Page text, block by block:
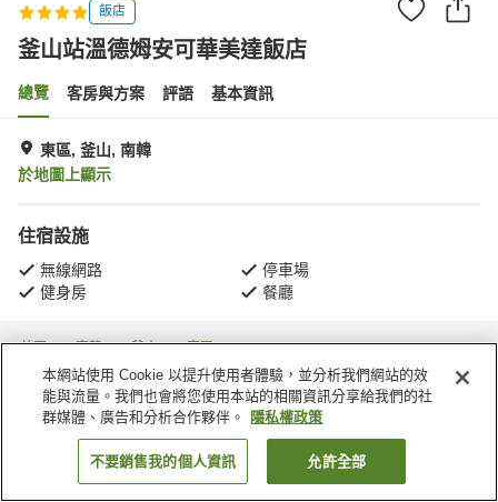
飯店
釜山站溫德姆安可華美達飯店
總覽 客房與方案 評語 基本資訊
東區, 釜山, 南韓
於地圖上顯示
住宿設施
無線網路
停車場
健身房
餐廳
首頁 南韓 釜山 東區
Dong-gu
釜山站溫德姆安可華美達飯店
找客房
本網站使用 Cookie 以提升使用者體驗，並分析我們網站的效
能與流量。我們也會將您使用本站的相關資訊分享給我們的社
群媒體、廣告和分析合作夥伴。
隱私權政策
不要銷售我的個人資訊 允許全部